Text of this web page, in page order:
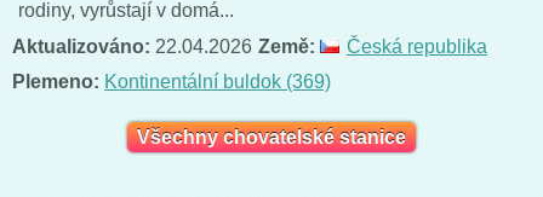
rodiny, vyrůstají v domá...
Aktualizováno: 22.04.2026 Země:
Česká republika
Plemeno: Kontinentální buldok (369)
Všechny chovatelské stanice